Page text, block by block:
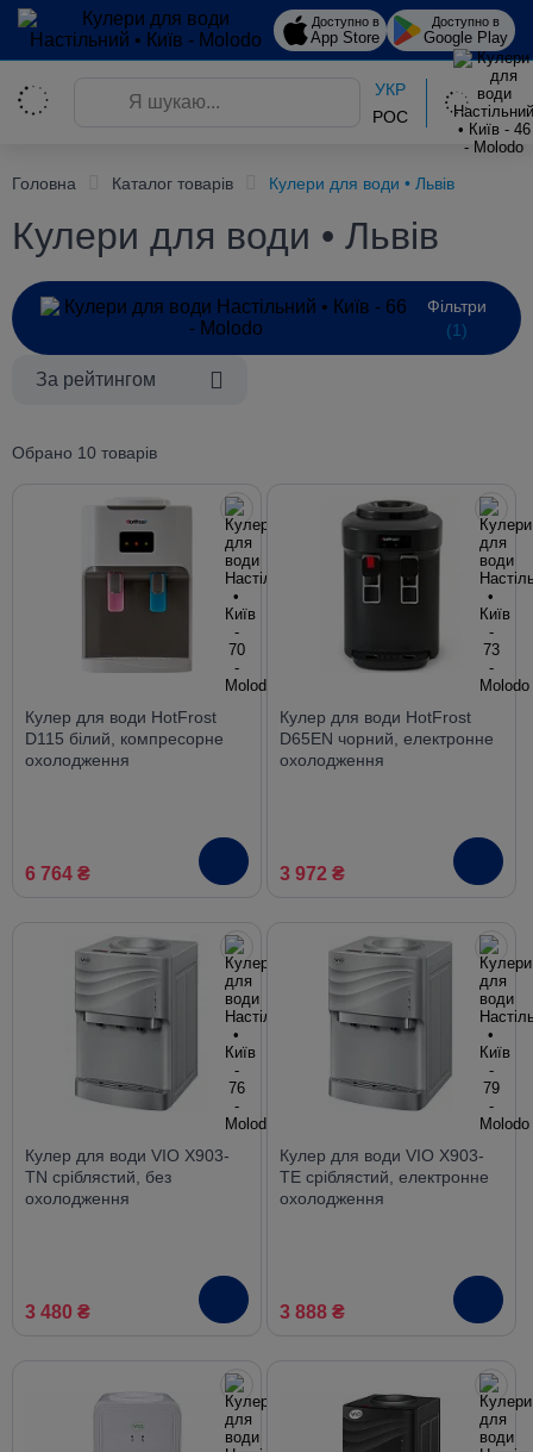
Доступно в
App Store
Доступно в
Google Play
УКР
РОС
Головна Каталог товарів Кулери для води • Львів
Кулери для води • Львів
Фільтри
(1)
За рейтингом
Обрано 10 товарів
Кулер для води HotFrost
D115 білий, компресорне
охолодження
6 764 ₴
Кулер для води HotFrost
D65EN чорний, електронне
охолодження
3 972 ₴
Кулер для води VIO X903-
TN сріблястий, без
охолодження
3 480 ₴
Кулер для води VIO X903-
TE сріблястий, електронне
охолодження
3 888 ₴